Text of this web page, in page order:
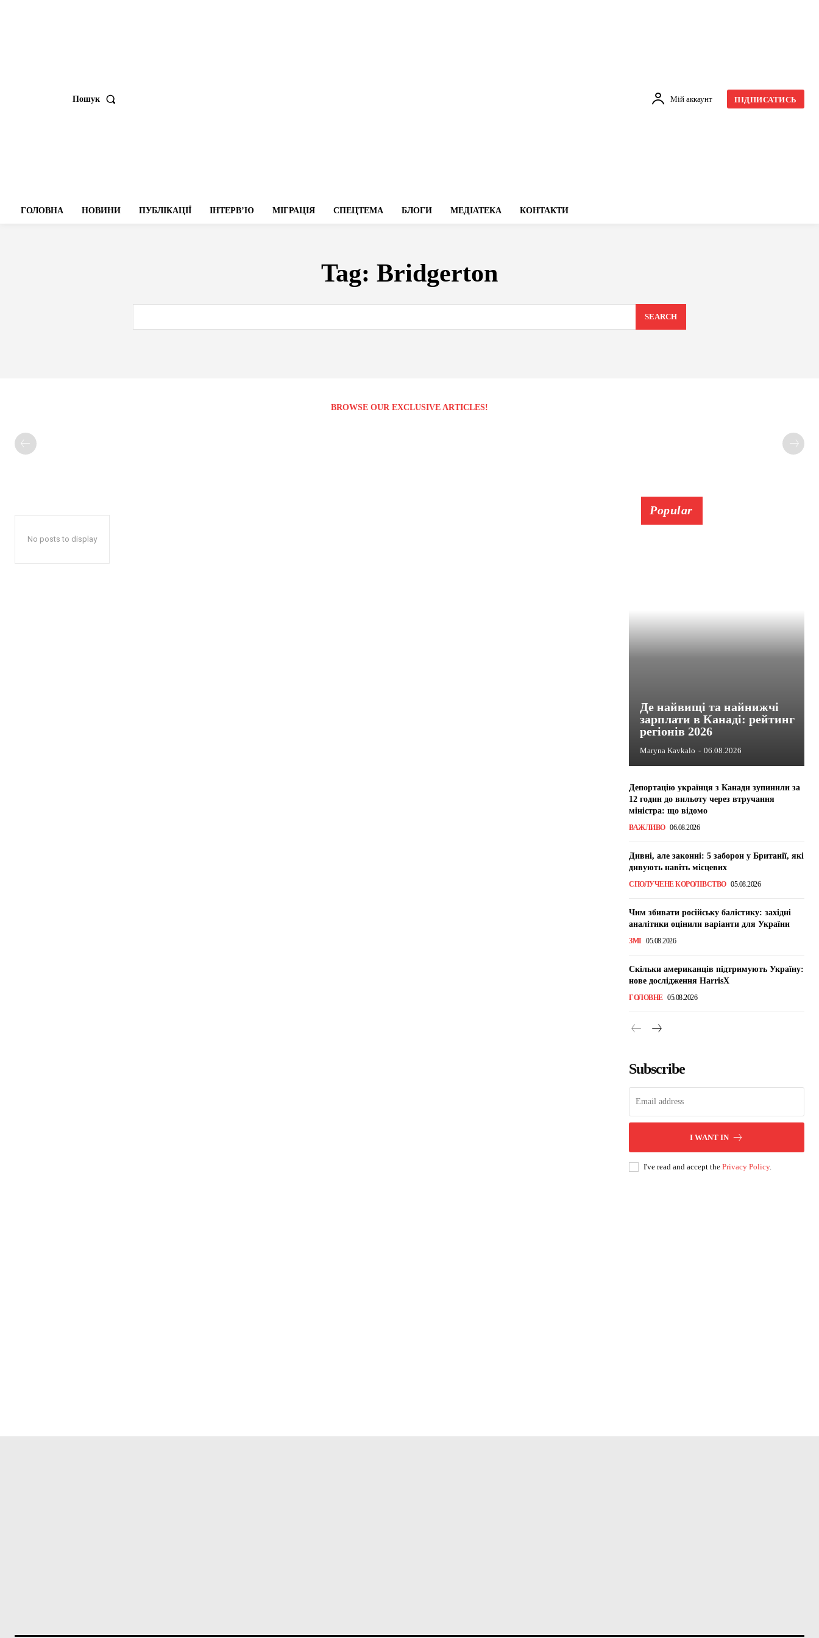
Пошук Мій аккаунт ПІДПИСАТИСЬ
ГОЛОВНА НОВИНИ ПУБЛІКАЦІЇ ІНТЕРВʼЮ МІГРАЦІЯ СПЕЦТЕМА БЛОГИ МЕДІАТЕКА КОНТАКТИ
Tag: Bridgerton
SEARCH
BROWSE OUR EXCLUSIVE ARTICLES!
No posts to display
Popular
Де найвищі та найнижчі
зарплати в Канаді: рейтинг
регіонів 2026
Maryna Kavkalo - 06.08.2026
Депортацію українця з Канади зупинили за
12 годин до вильоту через втручання
міністра: що відомо
ВАЖЛИВО 06.08.2026
Дивні, але законні: 5 заборон у Британії, які
дивують навіть місцевих
СПОЛУЧЕНЕ КОРОЛІВСТВО 05.08.2026
Чим збивати російську балістику: західні
аналітики оцінили варіанти для України
ЗМІ 05.08.2026
Скільки американців підтримують Україну:
нове дослідження HarrisX
ГОЛОВНЕ 05.08.2026
Subscribe
I WANT IN
I've read and accept the Privacy Policy.